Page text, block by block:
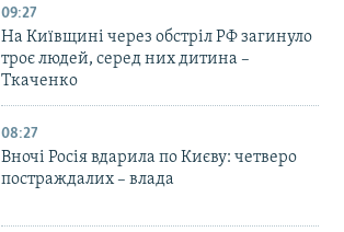
09:27
На Київщині через обстріл РФ загинуло
троє людей, серед них дитина –
Ткаченко
08:27
Вночі Росія вдарила по Києву: четверо
постраждалих – влада